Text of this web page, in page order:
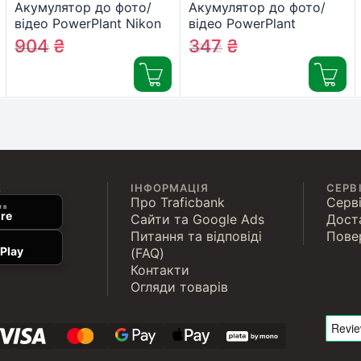
Акумулятор до фото/
відео PowerPlant Nikon
EN-EL14 Chip (D3100,
D3200, D5100)
994₴
904₴
Акумулятор до фото/
відео PowerPlant
Samsung BP70A
(DV00DV1261)
378₴
347₴
в
ІНФОРМАЦІЯ
Про Traficbank
Сайти та Google Ads
Питання та відповіді
(FAQ)
Контакти
Огляди товарів